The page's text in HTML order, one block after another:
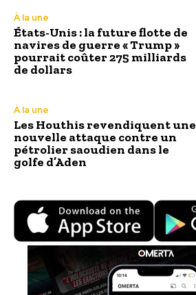
À la une
États-Unis : la future flotte de
navires de guerre « Trump »
pourrait coûter 275 milliards
de dollars
À la une
Les Houthis revendiquent une
nouvelle attaque contre un
pétrolier saoudien dans le
golfe d’Aden